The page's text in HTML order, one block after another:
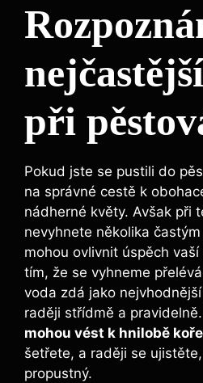
při
Pokud jste se pustili do
na správné cestě k
nádherné květy. Avšak při
nevyhnete několika
mohou ovlivnit úspěch
tím, že se vyhneme
voda zdá jako
raději střídmě a pravidelně.
mohou vést k hnilobě
šetřete, a raději se
propustný.